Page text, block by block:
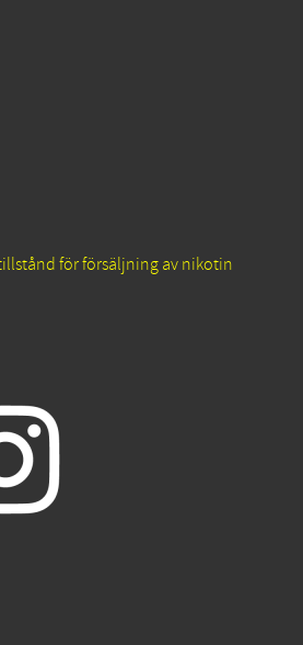
för försäljning av nikotin